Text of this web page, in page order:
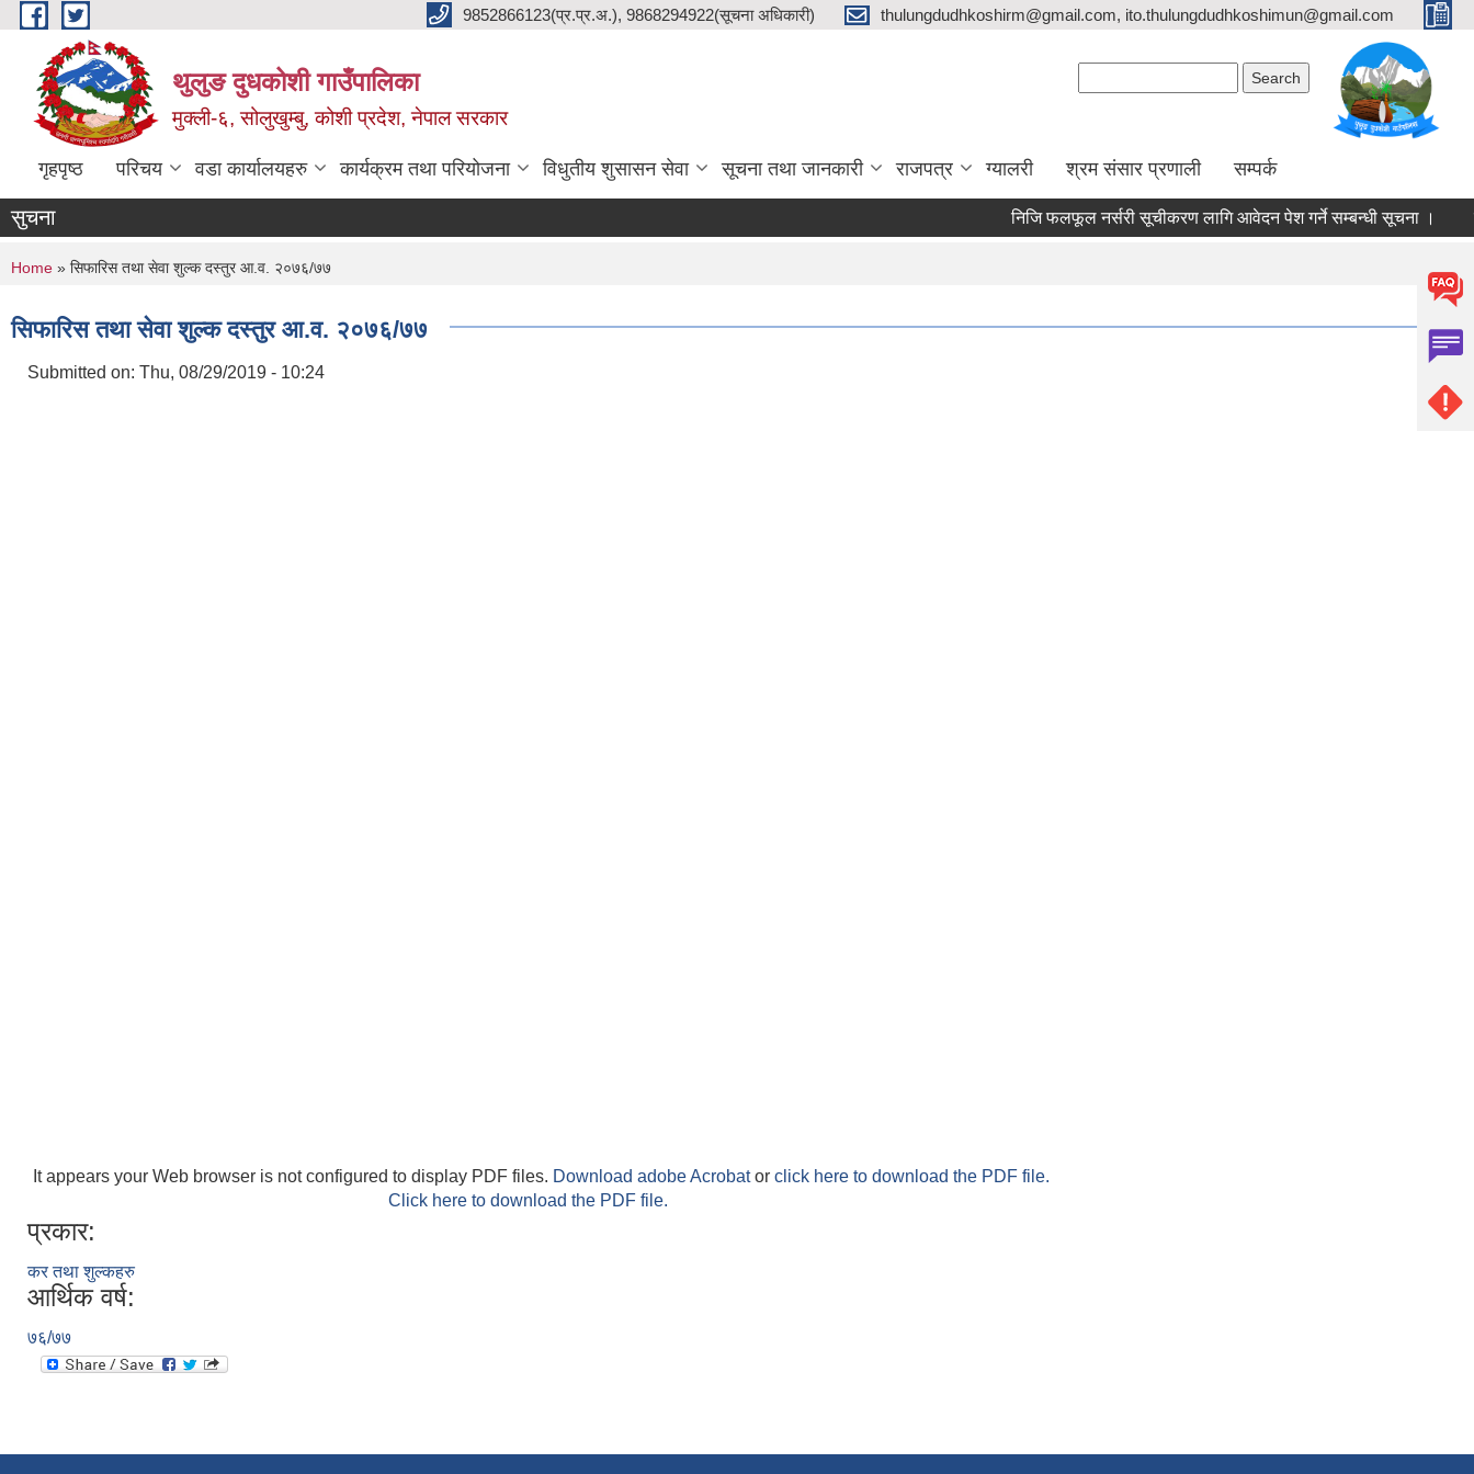
Skip to main content 9852866123(प्र.प्र.अ.), 9868294922(सूचना अधिकारी) thulungdudhkoshirm@gmail.com, ito.thulungdudhkoshimun@gmail.com
थुलुङ दुधकोशी गाउँपालिका
मुक्ली-६, सोलुखुम्बु, कोशी प्रदेश, नेपाल सरकार
गृहपृष्ठ परिचय वडा कार्यालयहरु कार्यक्रम तथा परियोजना विधुतीय शुसासन सेवा सूचना तथा जानकारी राजपत्र ग्यालरी श्रम संसार प्रणाली सम्पर्क
सुचना निजि फलफूल नर्सरी सूचीकरण लागि आवेदन पेश गर्ने सम्बन्धी सूचना ।
You are here
Home » सिफारिस तथा सेवा शुल्क दस्तुर आ.व. २०७६/७७
सिफारिस तथा सेवा शुल्क दस्तुर आ.व. २०७६/७७
Submitted on: Thu, 08/29/2019 - 10:24
It appears your Web browser is not configured to display PDF files. Download adobe Acrobator click here to download the PDF file.
Click here to download the PDF file.
प्रकार:
कर तथा शुल्कहरु
आर्थिक वर्ष:
७६/७७